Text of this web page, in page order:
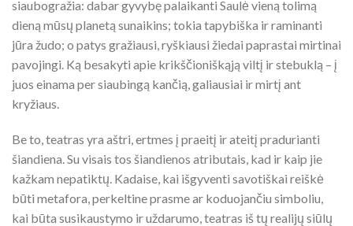
siaubogražia: dabar gyvybę palaikanti Saulė vieną tolimą
dieną mūsų planetą sunaikins; tokia tapybiška ir raminanti
jūra žudo; o patys gražiausi, ryškiausi žiedai paprastai mirtinai
pavojingi. Ką besakyti apie krikščioniškąją viltį ir stebuklą – į
juos einama per siaubingą kančią, galiausiai ir mirtį ant
kryžiaus.
Be to, teatras yra aštri, ertmes į praeitį ir ateitį pradurianti
šiandiena. Su visais tos šiandienos atributais, kad ir kaip jie
kažkam nepatiktų. Kadaise, kai išgyventi savotiškai reiškė
būti metafora, perkeltine prasme ar koduojančiu simboliu,
kai būta susikaustymo ir uždarumo, teatras iš tų realijų siūlų